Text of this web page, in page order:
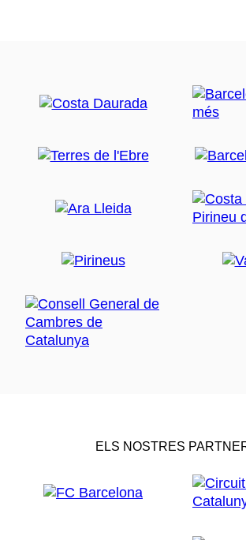
ELS NOSTRES